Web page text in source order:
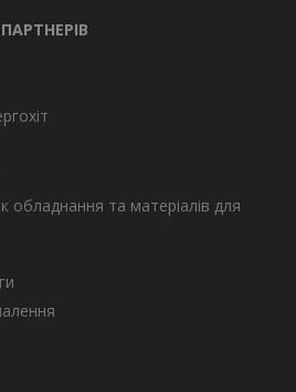
обладнання та матеріалів для